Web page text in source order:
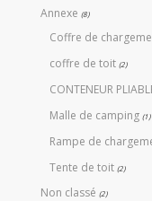
Annexe (8)
Coffre de
coffre de toit (2)
CONTENEUR
Malle de camping (1)
Rampe de
Tente de toit (2)
Non classé (2)